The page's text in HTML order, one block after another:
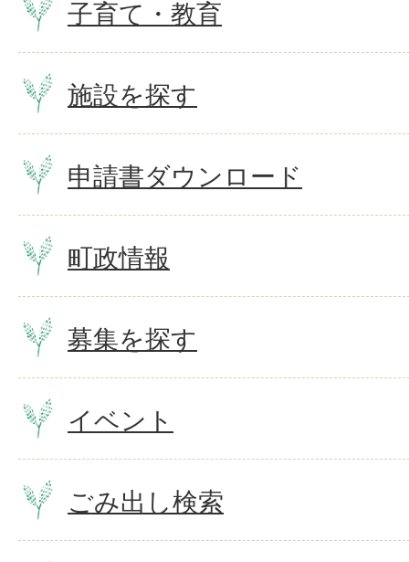
子育て・教育
施設を探す
申請書ダウンロード
町政情報
募集を探す
イベント
ごみ出し検索